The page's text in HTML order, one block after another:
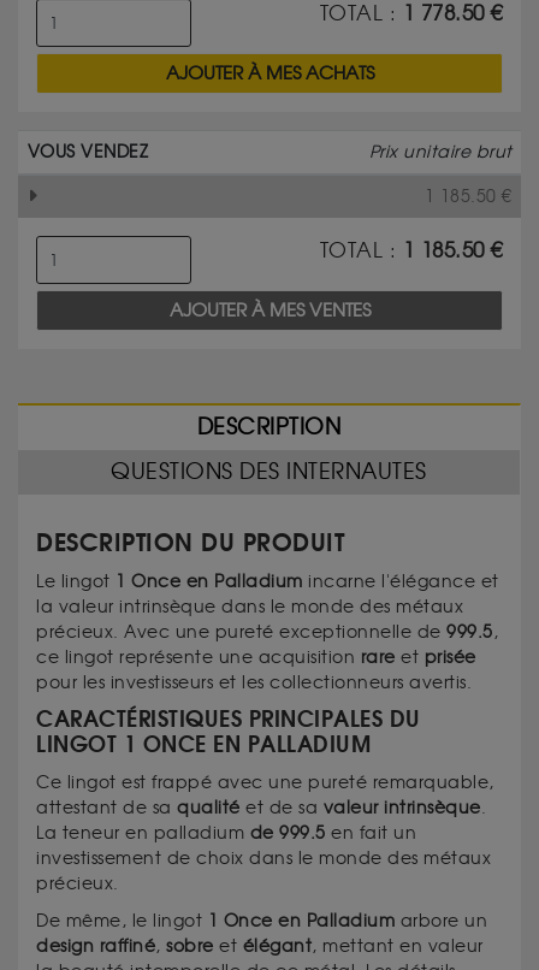
TOTAL : 1 778.50€
AJOUTER À MES ACHATS
VOUS VENDEZ Prix unitaire brut
1 185.50 €
TOTAL : 1 185.50€
AJOUTER À MES VENTES
DESCRIPTION
QUESTIONS DES INTERNAUTES
DESCRIPTION DU PRODUIT
Le lingot 1 Once en Palladium incarne l'élégance et
la valeur intrinsèque dans le monde des métaux
précieux. Avec une pureté exceptionnelle de 999.5,
ce lingot représente une acquisition rare et prisée
pour les investisseurs et les collectionneurs avertis.
CARACTÉRISTIQUES PRINCIPALES DU
LINGOT 1 ONCE EN PALLADIUM
Ce lingot est frappé avec une pureté remarquable,
attestant de sa qualité et de sa valeur intrinsèque.
La teneur en palladium de 999.5 en fait un
investissement de choix dans le monde des métaux
précieux.
De même, le lingot 1 Once en Palladium arbore un
design raffiné, sobre et élégant, mettant en valeur